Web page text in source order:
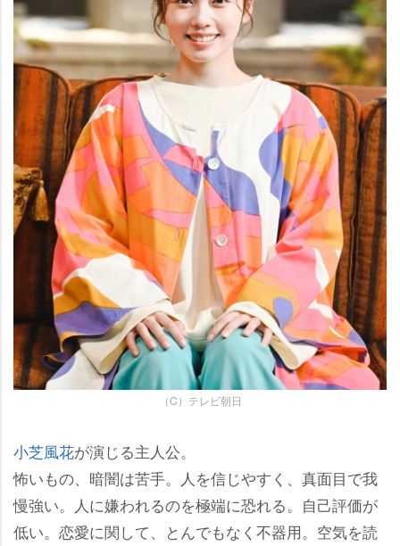
（C）テレビ朝日
小芝風花が演じる主人公。
怖いもの、暗闇は苦手。人を信じやすく、真面目で我
慢強い。人に嫌われるのを極端に恐れる。自己評価が
低い。恋愛に関して、とんでもなく不器用。空気を読